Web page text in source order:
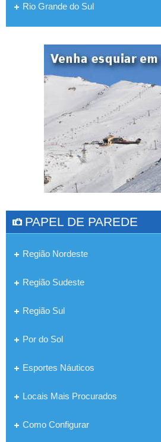
Rio Grande do Sul
PAPEL DE PAREDE
Região Nordeste
Região Sudeste
Região Sul
Por do Sol
Esportes Náuticos
Locais Mais Procurados
Como Configurar